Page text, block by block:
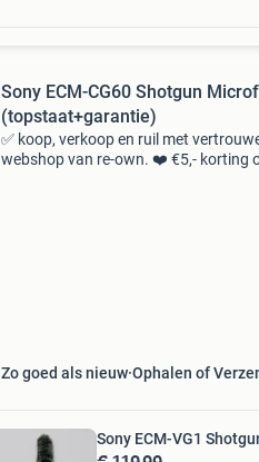
Sony ECM-CG60 Shotgun
(topstaat+garantie)
✅ koop, verkoop en ruil met
webshop van re-own. ❤️ €5,- korting
Zo goed als nieuw Ophalen of
Sony ECM-VG1